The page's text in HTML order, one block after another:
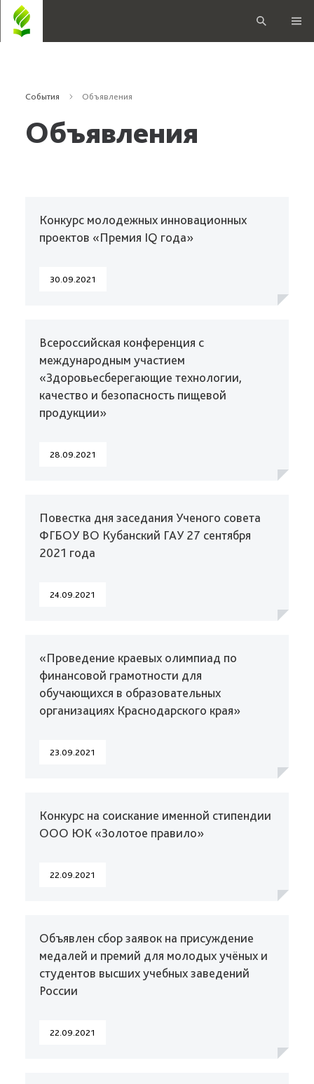
События Объявления
Объявления
Конкурс молодежных инновационных
проектов «Премия IQ года»
30.09.2021
Всероссийская конференция с
международным участием
«Здоровьесберегающие технологии,
качество и безопасность пищевой
продукции»
28.09.2021
Повестка дня заседания Ученого совета
ФГБОУ ВО Кубанский ГАУ 27 сентября
2021 года
24.09.2021
«Проведение краевых олимпиад по
финансовой грамотности для
обучающихся в образовательных
организациях Краснодарского края»
23.09.2021
Конкурс на соискание именной стипендии
ООО ЮК «Золотое правило»
22.09.2021
Объявлен сбор заявок на присуждение
медалей и премий для молодых учёных и
студентов высших учебных заведений
России
22.09.2021